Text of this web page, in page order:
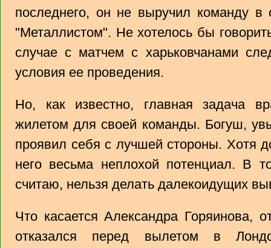
последнего, он не выручил команду
"Металлистом". Не хотелось бы
случае с матчем с харьковчанами
условия ее проведения.
Но, как известно, главная задача
жилетом для своей команды. Богуш,
проявил себя с лучшей стороны. Хотя
него весьма неплохой потенциал. В
считаю, нельзя делать далекоидущих
Что касается Александра Горяинова,
отказался перед вылетом в